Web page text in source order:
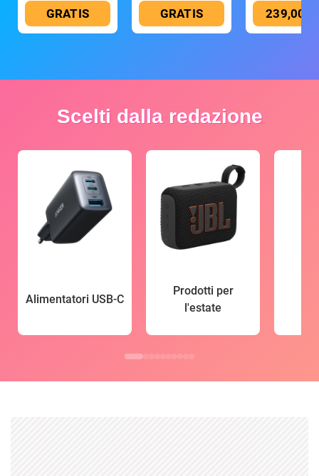
GRATIS GRATIS 239,00 €
Scelti dalla redazione
Alimentatori USB-C
Prodotti per
l'estate